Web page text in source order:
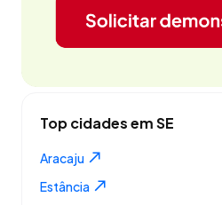
Top cidades em SE
Aracaju
Estância